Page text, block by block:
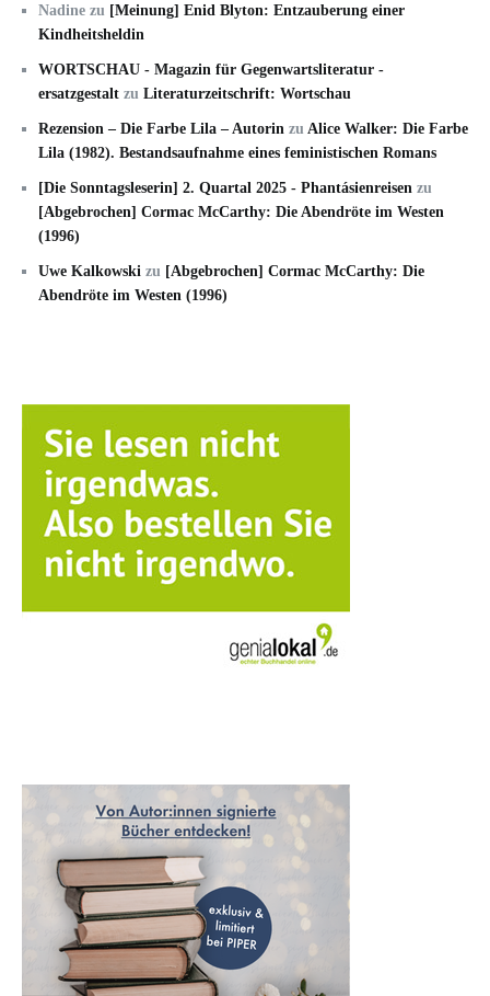
Nadine zu [Meinung] Enid Blyton: Entzauberung einer
Kindheitsheldin
WORTSCHAU - Magazin für Gegenwartsliteratur -
ersatzgestalt zu Literaturzeitschrift: Wortschau
Rezension – Die Farbe Lila – Autorin zu Alice Walker: Die Farbe
Lila (1982). Bestandsaufnahme eines feministischen Romans
[Die Sonntagsleserin] 2. Quartal 2025 - Phantásienreisen zu
[Abgebrochen] Cormac McCarthy: Die Abendröte im Westen
(1996)
Uwe Kalkowski zu [Abgebrochen] Cormac McCarthy: Die
Abendröte im Westen (1996)